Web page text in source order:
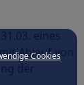
Cookies
eines
Ablauf von
der